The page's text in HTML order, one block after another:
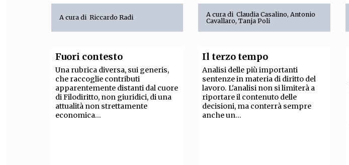
A cura di Riccardo Radi A cura diClaudia Casalino, Antonio
Cavallaro,Tanja Poli
Fuori contesto
Una rubrica diversa, sui generis,
che raccoglie contributi
apparentemente distanti dal cuore
di Filodiritto, non giuridici, di una
attualità non strettamente
economica...
Il terzo tempo
Analisi delle più importanti
sentenze in materia di diritto del
lavoro. L'analisi non si limiterà a
riportare il contenuto delle
decisioni, ma conterrà sempre
anche un...